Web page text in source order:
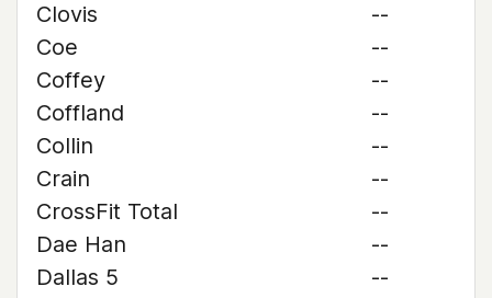
Clovis
--
Coe
--
Coffey
--
Coffland
--
Collin
--
Crain
--
CrossFit Total
--
Dae Han
--
Dallas 5
--